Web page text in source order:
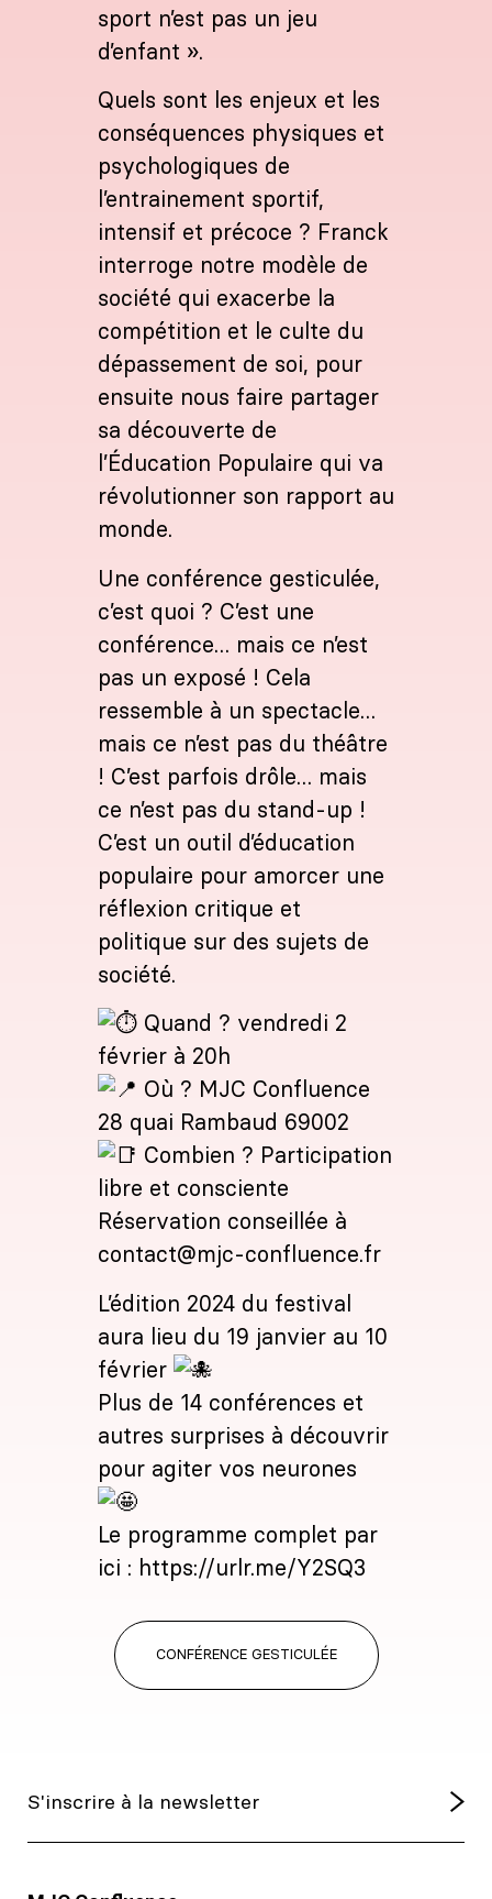
sport n’est pas un jeu
d’enfant ».
Quels sont les enjeux et les
conséquences physiques et
psychologiques de
l’entrainement sportif,
intensif et précoce ? Franck
interroge notre modèle de
société qui exacerbe la
compétition et le culte du
dépassement de soi, pour
ensuite nous faire partager
sa découverte de
l’Éducation Populaire qui va
révolutionner son rapport au
monde.
Une conférence gesticulée,
c’est quoi ? C’est une
conférence… mais ce n’est
pas un exposé ! Cela
ressemble à un spectacle…
mais ce n’est pas du théâtre
! C’est parfois drôle… mais
ce n’est pas du stand-up !
C’est un outil d’éducation
populaire pour amorcer une
réflexion critique et
politique sur des sujets de
société.
​ Quand ? vendredi 2
février à 20h
​​ Où ? MJC Confluence
28 quai Rambaud 69002
​ Combien ? Participation
libre et consciente
Réservation conseillée à
contact@mjc-confluence.fr
L’édition 2024 du festival
aura lieu du 19 janvier au 10
février
Plus de 14 conférences et
autres surprises à découvrir
pour agiter vos neurones
Le programme complet par
ici : https://urlr.me/Y2SQ3
CONFÉRENCE GESTICULÉE